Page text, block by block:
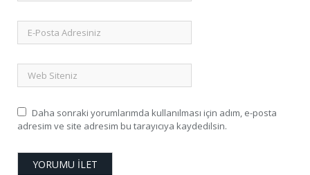
Daha sonraki yorumlarımda kullanılması için adım, e-posta
adresim ve site adresim bu tarayıcıya kaydedilsin.